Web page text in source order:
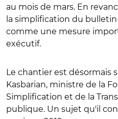
au mois de mars. En
la simplification du
comme une mesure
exécutif.
Le chantier est désormais
Kasbarian, ministre de la
Simplification et de la
publique. Un sujet qu'il